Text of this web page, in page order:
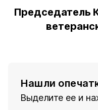
Председатель
Нашли
Выделите ее и